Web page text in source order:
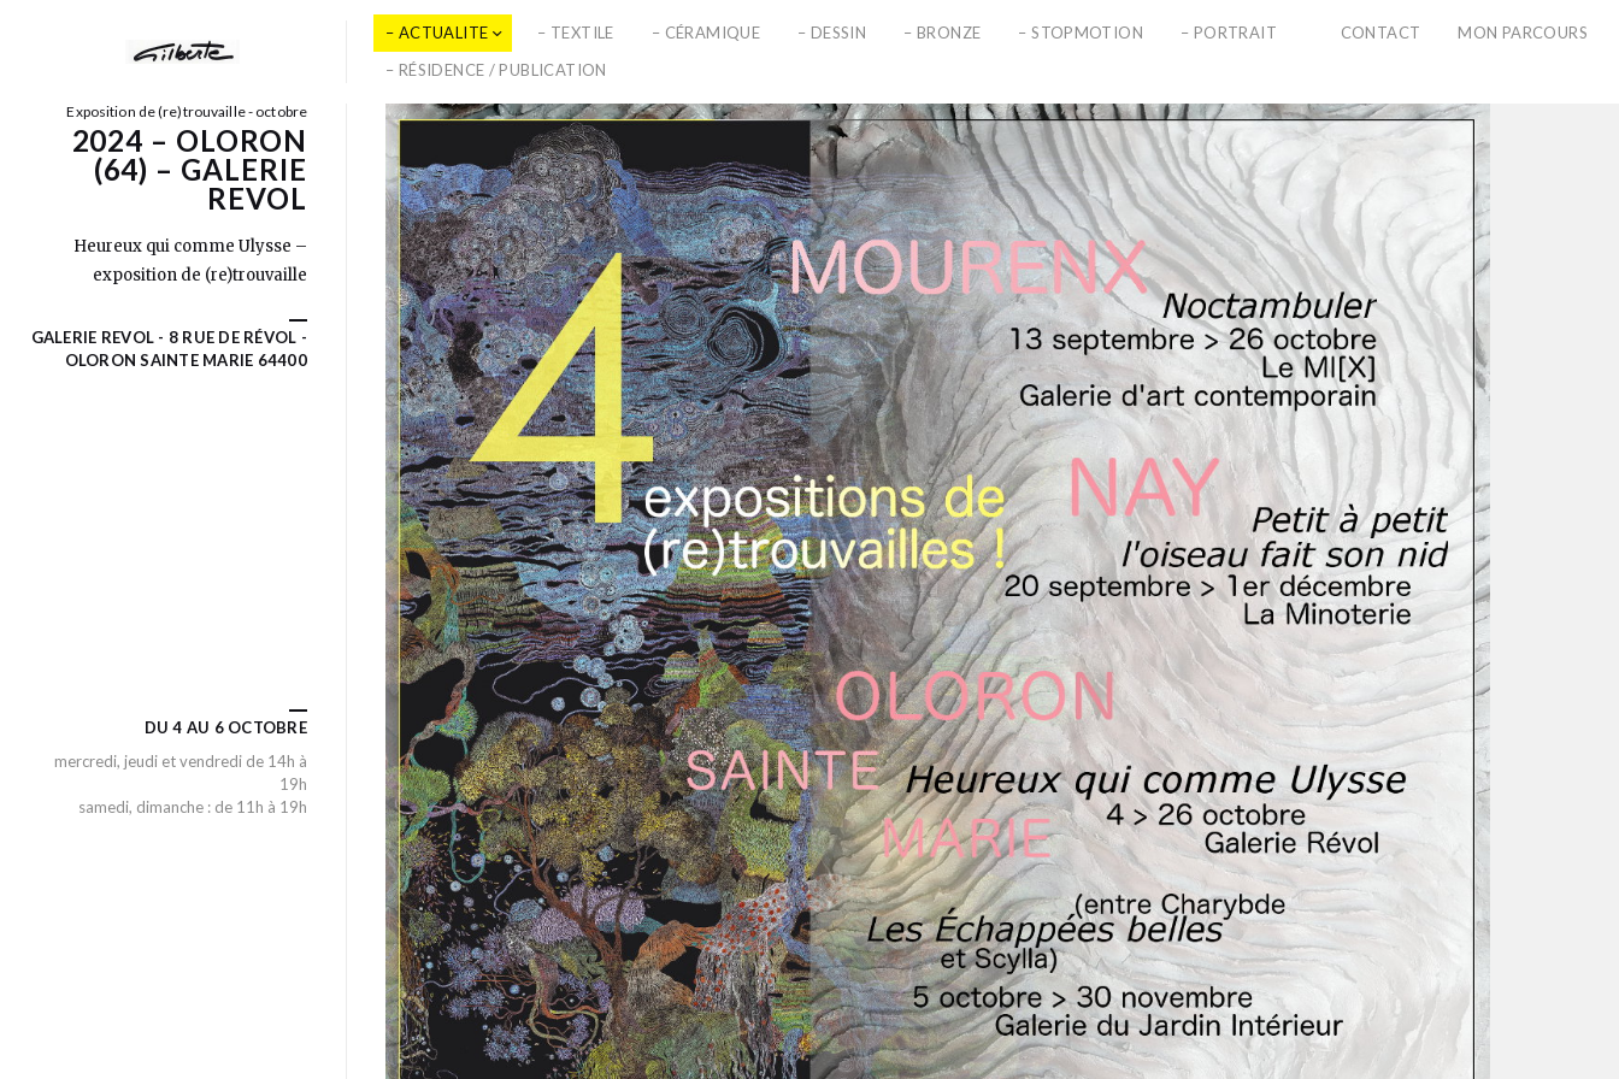
– ACTUALITE – TEXTILE – CÉRAMIQUE – DESSIN – BRONZE – STOPMOTION
– PORTRAIT
– RÉSIDENCE / PUBLICATION
CONTACT MON PARCOURS
Exposition de (re)trouvaille - octobre
2024 – OLORON
(64) – GALERIE
REVOL
Heureux qui comme Ulysse –
exposition de (re)trouvaille
GALERIE REVOL - 8 RUE DE RÉVOL -
OLORON SAINTE MARIE 64400
DU 4 AU 6 OCTOBRE
mercredi, jeudi et vendredi de 14h à
19h
samedi, dimanche : de 11h à 19h